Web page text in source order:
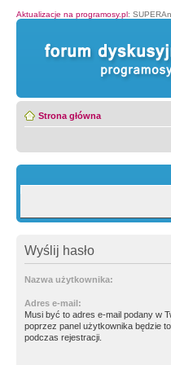
Aktualizacje na programosy.pl:
Strona główna
Wyślij hasło
Nazwa użytkownika:
Adres e-mail:
Musi być to adres e-mail podany w
poprzez panel użytkownika będzie
podczas rejestracji.